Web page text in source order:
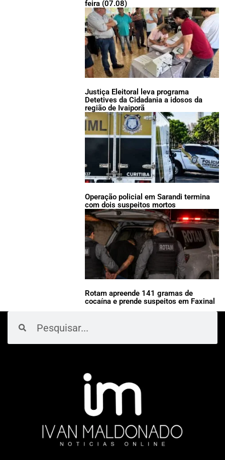
feira (07.08)
Justiça Eleitoral leva programa
Detetives da Cidadania a idosos da
região de Ivaiporã
Operação policial em Sarandi termina
com dois suspeitos mortos
Rotam apreende 141 gramas de
cocaína e prende suspeitos em Faxinal